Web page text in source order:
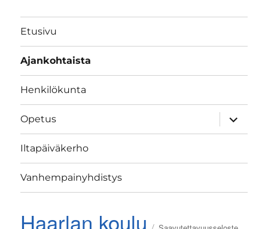
Etusivu
Ajankohtaista
Henkilökunta
Opetus
näytä
Iltapäiväkerho
Vanhempainyhdistys
Haarlan koulu